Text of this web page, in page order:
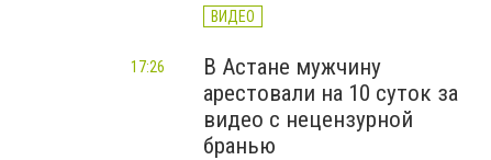
ВИДЕО
В Астане мужчину
арестовали на 10 суток за
видео с нецензурной
бранью
17:26